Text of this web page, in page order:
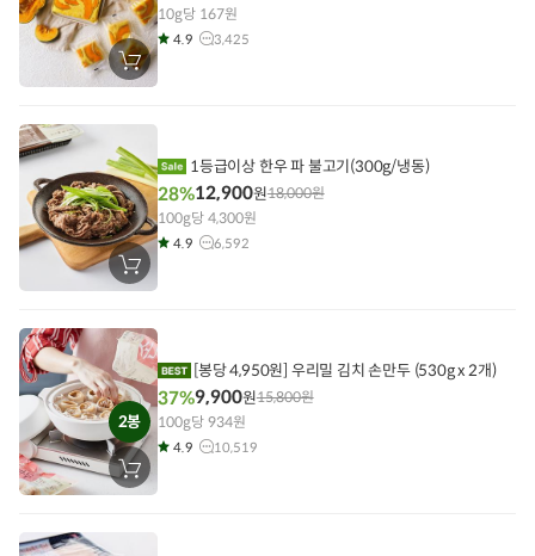
장
바
에
기
10g당 167원
4.9 3,425
장
바
에
담
기
1등급이상 한우 파 불고기(300g/냉동)
28%12,900원18,000원
100g당 4,300원
4.9 6,592
2봉
장
바
[봉당 4,950원] 우리밀 김치 손만두 (530g x 2개)
37%9,900원15,800원
100g당 934원
4.9 10,519